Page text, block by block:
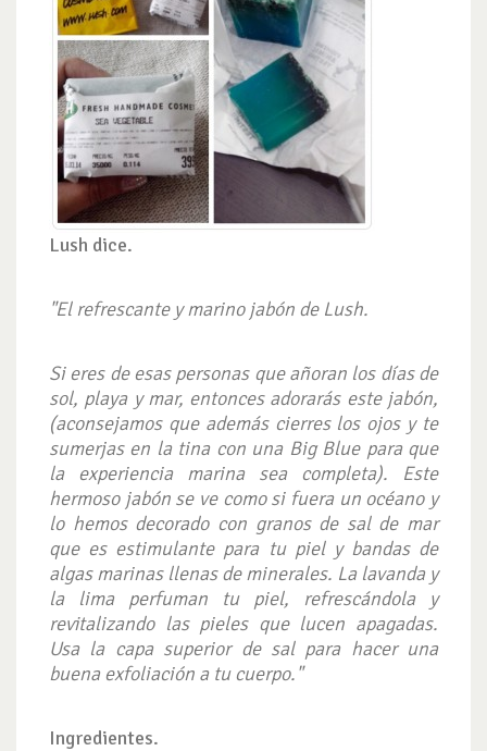
Lush dice.
"El refrescante y marino jabón de Lush.
Si eres de esas personas que añoran los días de
sol, playa y mar, entonces adorarás este jabón,
(aconsejamos que además cierres los ojos y te
sumerjas en la tina con una Big Blue para que
la experiencia marina sea completa). Este
hermoso jabón se ve como si fuera un océano y
lo hemos decorado con granos de sal de mar
que es estimulante para tu piel y bandas de
algas marinas llenas de minerales. La lavanda y
la lima perfuman tu piel, refrescándola y
revitalizando las pieles que lucen apagadas.
Usa la capa superior de sal para hacer una
buena exfoliación a tu cuerpo."
Ingredientes.